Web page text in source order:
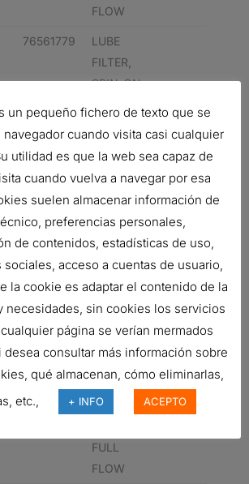
FLOW
76561779
LUBE
FILTER,
SPIN-ON
4192527
LUBE
FILTER,
SPIN-ON
FULL
FLOW
4266385
LUBE
FILTER,
SPIN-ON
FULL
FLOW
LUBE
FILTER,
FULL
FLOW
un pequeño fichero de texto que se
navegador cuando visita casi cualquier
utilidad es que la web sea capaz de
cuando vuelva a navegar por esa
suelen almacenar información de
preferencias personales,
de contenidos, estadísticas de uso,
acceso a cuentas de usuario,
la cookie es adaptar el contenido de la
necesidades, sin cookies los servicios
página se verían mermados
desea consultar más información sobre
qué almacenan, cómo eliminarlas,
etc.,
+ INFO ACEPTO